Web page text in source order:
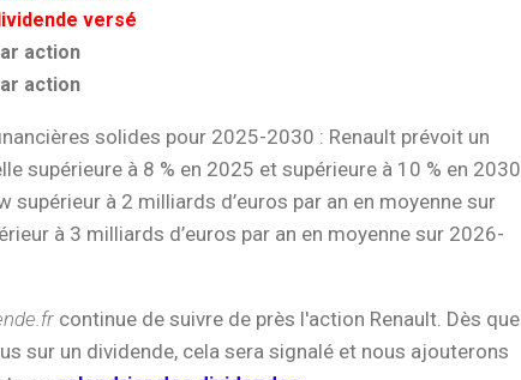
versé
action
action
solides pour 2025-2030 : Renault prévoit un
supérieure à 8 % en 2025 et supérieure à 10 % en 2030
supérieur à 2 milliards d’euros par an en moyenne sur
à 3 milliards d’euros par an en moyenne sur 2026-
continue de suivre de près l'action Renault. Dès que
sur un dividende, cela sera signalé et nous ajouterons